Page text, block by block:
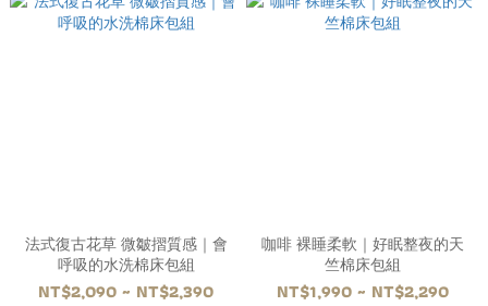
法式復古花草 微皺摺質感｜會
呼吸的水洗棉床包組
NT$2,090 ~ NT$2,390
咖啡 裸睡柔軟｜好眠整夜的天
竺棉床包組
NT$1,990 ~ NT$2,290